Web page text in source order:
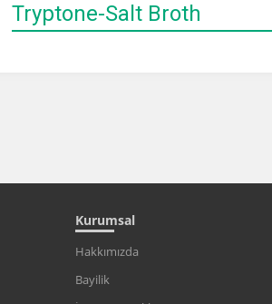
Tryptone-Salt Broth
Kurumsal
Hakkımızda
Bayilik